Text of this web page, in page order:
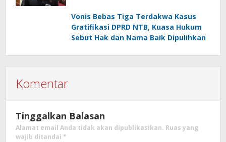
Vonis Bebas Tiga Terdakwa Kasus
Gratifikasi DPRD NTB, Kuasa Hukum
Sebut Hak dan Nama Baik Dipulihkan
Komentar
Tinggalkan Balasan
Alamat email Anda tidak akan dipublikasikan. Ruas yang
wajib ditandai *